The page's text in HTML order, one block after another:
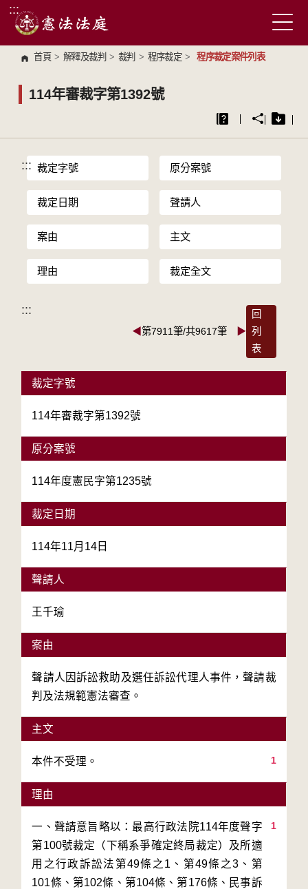
跳到主要內容區塊
:::
首頁 > 解釋及裁判 > 裁判 > 程序裁定 > 程序裁定案件列表
114年審裁字第1392號
::: 裁定字號 原分案號
裁定日期 聲請人
案由 主文
理由 裁定全文
:::
◀第7911筆/共9617筆 ▶
回
列
表
裁定字號
114年審裁字第1392號
原分案號
114年度憲民字第1235號
裁定日期
114年11月14日
聲請人
王千瑜
案由
聲請人因訴訟救助及選任訴訟代理人事件，聲請裁
判及法規範憲法審查。
主文
1
本件不受理。
理由
1
一、聲請意旨略以：最高行政法院114年度聲字
第100號裁定（下稱系爭確定終局裁定）及所適
用之行政訴訟法第49條之1、第49條之3、第
101條、第102條、第104條、第176條、民事訴